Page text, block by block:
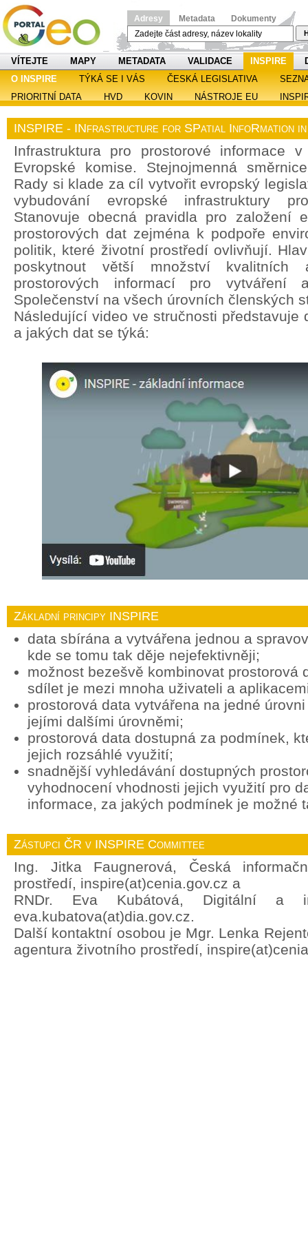
Adresy Metadata Dokumenty
VÍTEJTE MAPY METADATA VALIDACE INSPIRE
O INSPIRE
TÝKÁ SE I VÁS ČESKÁ LEGISLATIVA
PRIORITNÍ DATA
HVD KOVIN NÁSTROJE EU
INSPIRE - INfrastructure for SPatial InfoRmation
Infrastruktura pro prostorové informace
Evropské komise. Stejnojmenná
Rady si klade za cíl vytvořit evropský
vybudování evropské infrastruktury
Stanovuje obecná pravidla pro založení
prostorových dat zejména k podpoře
politik, které životní prostředí ovlivňují.
poskytnout větší množství kvalitních
prostorových informací pro vytváření
Společenství na všech úrovních členských
Následující video ve stručnosti představuje
a jakých dat se týká:
Základní principy INSPIRE
data sbírána a vytvářena jednou a
kde se tomu tak děje nejefektivněji;
možnost bezešvě kombinovat prostorová
sdílet je mezi mnoha uživateli a
prostorová data vytvářena na jedné
jejími dalšími úrovněmi;
prostorová data dostupná za podmínek,
jejich rozsáhlé využití;
snadnější vyhledávání dostupných
vyhodnocení vhodnosti jejich využití pro
informace, za jakých podmínek je možné
Zástupci ČR v INSPIRE Committee
Ing. Jitka Faugnerová, Česká
prostředí, inspire(at)cenia.gov.cz a
RNDr. Eva Kubátová, Digitální a
eva.kubatova(at)dia.gov.cz.
Další kontaktní osobou je Mgr. Lenka
agentura životního prostředí,